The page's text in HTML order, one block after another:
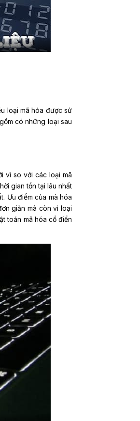
loại mã hóa được sử
có những loại sau
vì so với các loại mã
gian tồn tại lâu nhất
Ưu điểm của mà hóa
giản mà còn vì loại
toán mã hóa cổ điển